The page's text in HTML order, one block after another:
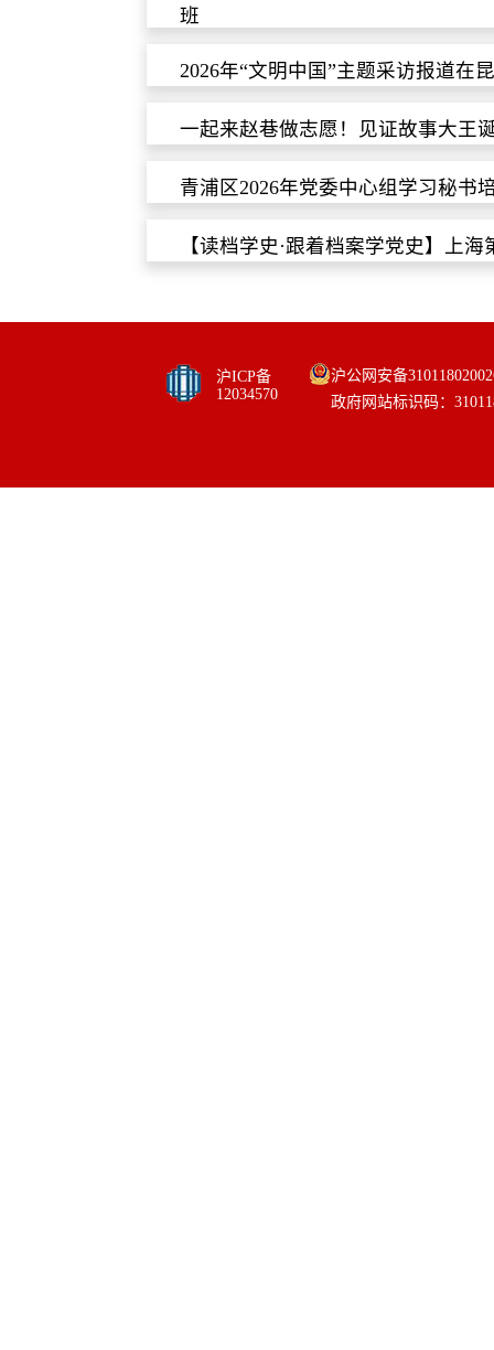
班
2026年“文明中国”主题采访报道在
一起来赵巷做志愿！见证故事大王
青浦区2026年党委中心组学习秘书
【读档学史·跟着档案学党史】上
沪ICP备
12034570
沪公网安备
政府网站标识码：